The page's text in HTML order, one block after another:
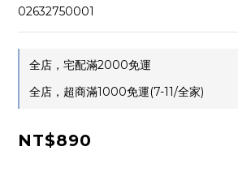
02632750001
全店，宅配滿2000免運
全店，超商滿1000免運(7-11/全家)
NT$890